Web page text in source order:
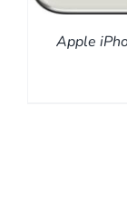
Apple